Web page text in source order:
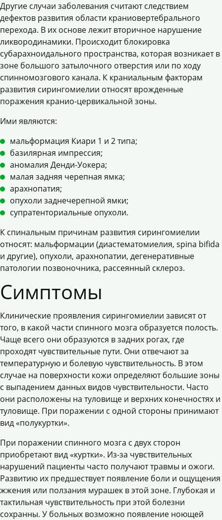
Другие случаи заболевания считают следствием
дефектов развития области краниовертебрального
перехода. В их основе лежит вторичное нарушение
ликвородинамики. Происходит блокировка
субарахноидального пространства, которая возникает в
зоне большого затылочного отверстия или по ходу
спинномозгового канала. К краниальным факторам
развития сирингомиелии относят врожденные
поражения кранио-цервикальной зоны.
Ими являются:
мальформация Киари 1 и 2 типа;
базилярная импрессия;
аномалия Денди-Уокера;
малая задняя черепная ямка;
арахнопатия;
опухоли заднечерепной ямки;
супратенториальные опухоли.
К спинальным причинам развития сирингомиелии
относят: мальформации (диастематомиелия, spina bifida
и другие), опухоли, арахнопатии, дегенеративные
патологии позвоночника, рассеянный склероз.
Симптомы
Клинические проявления сирингомиелии зависят от
того, в какой части спинного мозга образуется полость.
Чаще всего они образуются в задних рогах, где
проходят чувствительные пути. Они отвечают за
температурную и болевую чувствительность. В этом
случае на поверхности кожи определяют большие зоны
с выпадением данных видов чувствительности. Часто
они расположены на туловище и верхних конечностях и
туловище. При поражении с одной стороны принимают
вид «полукуртки».
При поражении спинного мозга с двух сторон
приобретают вид «куртки». Из-за чувствительных
нарушений пациенты часто получают травмы и ожоги.
Развитию их предшествует появление боли и ощущения
жжения или ползания мурашек в этой зоне. Глубокая и
тактильная чувствительность при этой болезни
сохранны. У больных возможно появление ноющей